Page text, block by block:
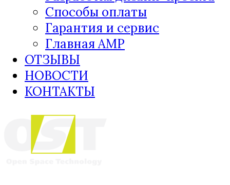
Способы оплаты
Гарантия и сервис
Главная AMP
ОТЗЫВЫ
НОВОСТИ
КОНТАКТЫ